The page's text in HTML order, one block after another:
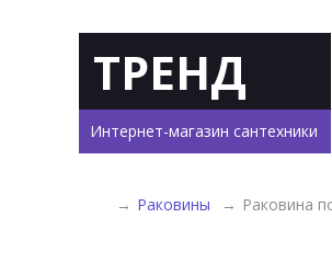
ТРЕНД
Интернет-магазин сантехники
→ Раковины → Раковина